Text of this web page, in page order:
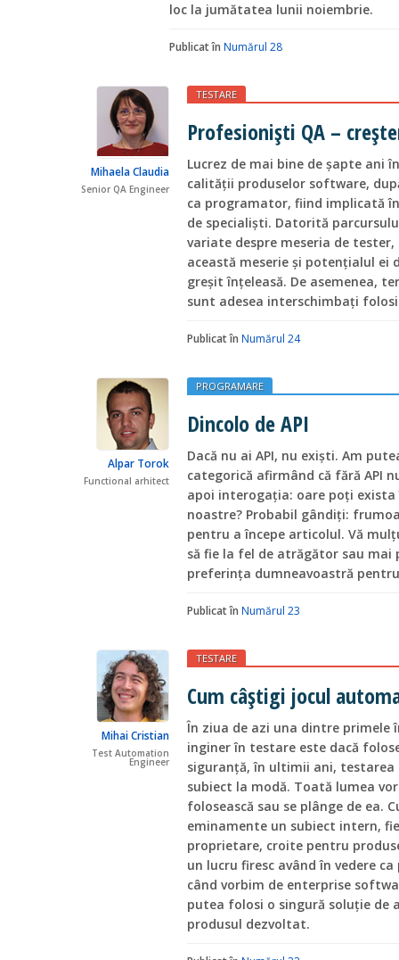
loc la jumătatea lunii noiembrie.
Publicat în Numărul 28
Mihaela Claudia
Senior QA Engineer
TESTARE
Profesioniști QA –
Lucrez de mai bine de șapte ani
calității produselor software,
ca programator, fiind implicată
de specialiști. Datorită
variate despre meseria de
această meserie și potențialul ei
greșit înțeleasă. De asemenea,
sunt adesea interschimbați
Publicat în Numărul 24
Alpar Torok
Functional arhitect
PROGRAMARE
Dincolo de API
Dacă nu ai API, nu exişti. Am
categorică afirmând că fără API
apoi interogația: oare poţi
noastre? Probabil gândiţi:
pentru a începe articolul. Vă
să fie la fel de atrăgător sau
preferinţa dumneavoastră
Publicat în Numărul 23
Mihai Cristian
Test Automation
Engineer
TESTARE
Cum câştigi jocul
În ziua de azi una dintre primele
inginer în testare este dacă
siguranţă, în ultimii ani,
subiect la modă. Toată lumea
folosească sau se plânge de ea.
eminamente un subiect intern,
proprietare, croite pentru
un lucru firesc având în vedere
când vorbim de enterprise
putea folosi o singură soluţie
produsul dezvoltat.